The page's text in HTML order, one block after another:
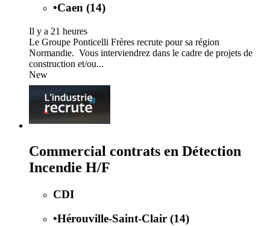
•Caen (14)
Il y a 21 heures
Le Groupe Ponticelli Frères recrute pour sa région
Normandie. Vous interviendrez dans le cadre de projets de
construction et/ou...
New
Commercial contrats en Détection
Incendie H/F
CDI
•Hérouville-Saint-Clair (14)